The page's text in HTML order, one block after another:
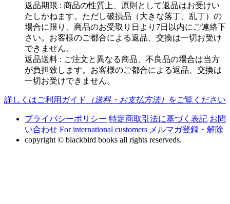
返品期限 : 商品の性質上、原則として返品はお受けい
たしかねます。ただし破損品（大きな落丁、乱丁）の
場合に限り、商品のお受取り日より7日以内にご連絡下
さい。お客様のご都合による返品、交換は一切お受け
できません。
返品送料 : ご注文と異なる商品、不良品の場合は当方
が負担致します。お客様のご都合による返品、交換は
一切お受けできません。
詳しくはご利用ガイド （送料・お支払方法） をご覧ください
プライバシーポリシー 特定商取引法に基づく表記 お問
い合わせ For international customers メルマガ登録・解除
copyright © blackbird books all rights reserveds.